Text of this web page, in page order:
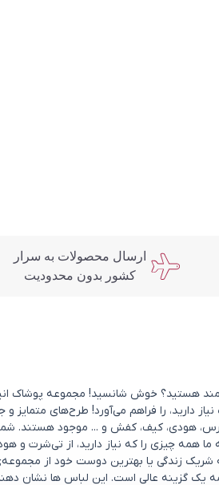
ارسال محصولات به سرار
کشور بدون محدودیت
هستید؟ خوش شانسید! مجموعه پوشاک
دارید، را فراهم می‌آورد! طرح‌های متمایز
هودی، کیف، کفش و ... موجود هستند. شما
چیزی را که نیاز دارید، از تی‌شرت و
زندگی یا بهترین دوست خود از
یک گزینه عالی است. این لباس ها نشان